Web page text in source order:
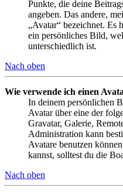
Punkte, die deine
angeben. Das andere,
„Avatar“ bezeichnet. Es
ein persönliches Bild,
unterschiedlich ist.
Nach oben
Wie verwende ich einen
In deinem persönlichen
Avatar über eine der
Gravatar, Galerie,
Administration kann
Avatare benutzen
kannst, solltest du die
Nach oben